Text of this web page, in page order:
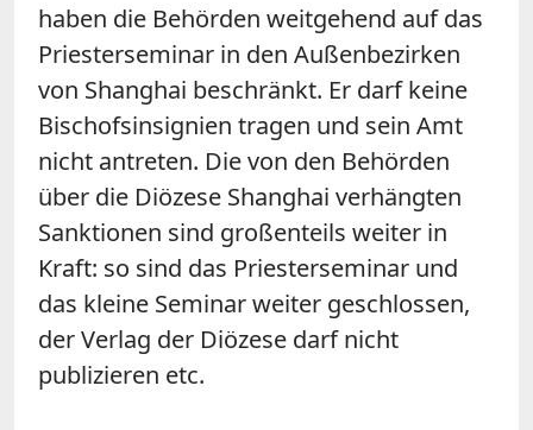
haben die Behörden weitgehend auf das
Priesterseminar in den Außenbezirken
von Shanghai beschränkt. Er darf keine
Bischofsinsignien tragen und sein Amt
nicht antreten. Die von den Behörden
über die Diözese Shanghai verhängten
Sanktionen sind großenteils weiter in
Kraft: so sind das Priesterseminar und
das kleine Seminar weiter geschlossen,
der Verlag der Diözese darf nicht
publizieren etc.